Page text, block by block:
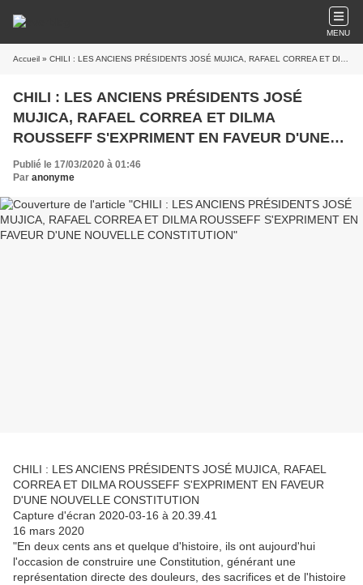
MENU
Accueil » CHILI : LES ANCIENS PRÉSIDENTS JOSÉ MUJICA, RAFAEL CORREA ET DILMA ROUSSEFF S'EXPRIMENT EN FAVEUR D'UNE NOUVELLE CONSTITUTION
CHILI : LES ANCIENS PRÉSIDENTS JOSÉ
MUJICA, RAFAEL CORREA ET DILMA
ROUSSEFF S'EXPRIMENT EN FAVEUR D'UNE
NOUVELLE CONSTITUTION
Publié le 17/03/2020 à 01:46
Par anonyme
CHILI : LES ANCIENS PRÉSIDENTS JOSÉ MUJICA, RAFAEL
CORREA ET DILMA ROUSSEFF S'EXPRIMENT EN FAVEUR
D'UNE NOUVELLE CONSTITUTION
Capture d'écran 2020-03-16 à 20.39.41
16 mars 2020
"En deux cents ans et quelque d'histoire, ils ont aujourd'hui
l'occasion de construire une Constitution, générant une
représentation directe des douleurs, des sacrifices et de l'histoire